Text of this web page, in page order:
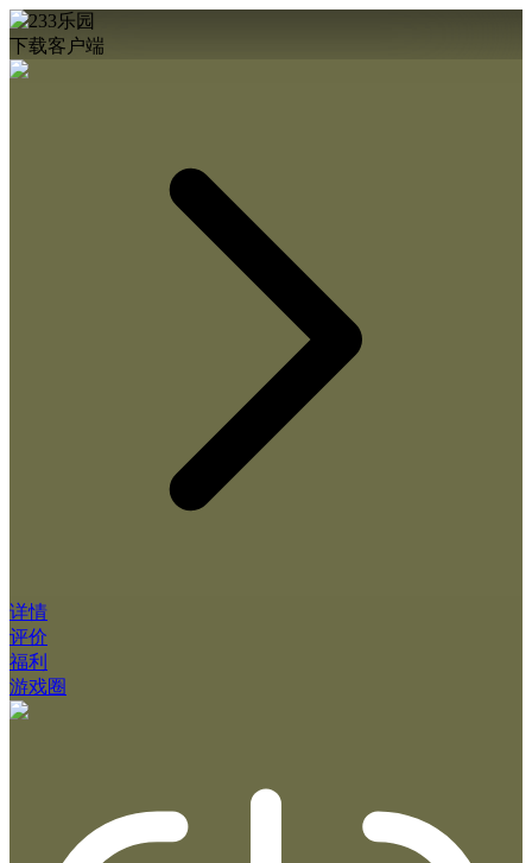
下载客户端
详情
评价
福利
游戏圈